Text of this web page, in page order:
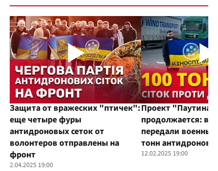
Защита от вражеских "птичек":
еще четыре фуры
антидроновых сеток от
волонтеров отправлены на
фронт
2.04.2025 19:00
Проект "Паутина"
продолжается:
передали
тонн
12.02.2025 19:00